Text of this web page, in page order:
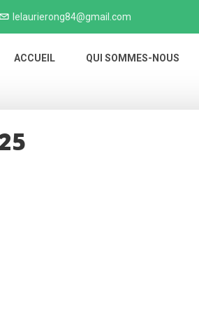
lelaurierong84@gmail.com
ACCUEIL QUI SOMMES-NOUS